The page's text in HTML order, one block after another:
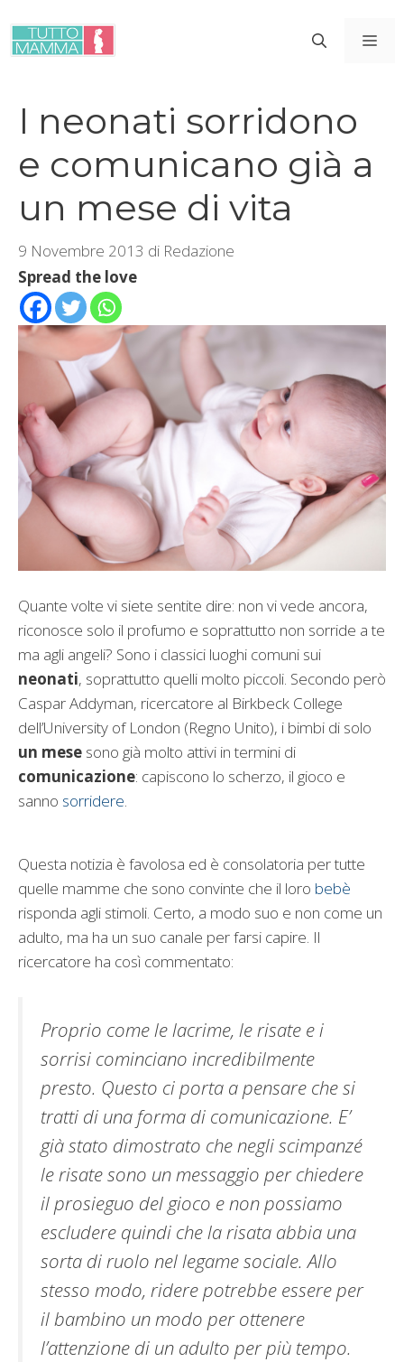
contenuto
I neonati sorridono
e comunicano già a
un mese di vita
9 Novembre 2013 di Redazione
Spread the love
Quante volte vi siete sentite dire: non vi vede ancora,
riconosce solo il profumo e soprattutto non sorride a te
ma agli angeli? Sono i classici luoghi comuni sui
neonati, soprattutto quelli molto piccoli. Secondo però
Caspar Addyman, ricercatore al Birkbeck College
dell’University of London (Regno Unito), i bimbi di solo
un mese sono già molto attivi in termini di
comunicazione: capiscono lo scherzo, il gioco e
sanno sorridere.
Questa notizia è favolosa ed è consolatoria per tutte
quelle mamme che sono convinte che il loro bebè
risponda agli stimoli. Certo, a modo suo e non come un
adulto, ma ha un suo canale per farsi capire. Il
ricercatore ha così commentato:
Proprio come le lacrime, le risate e i
sorrisi cominciano incredibilmente
presto. Questo ci porta a pensare che si
tratti di una forma di comunicazione. E’
già stato dimostrato che negli scimpanzé
le risate sono un messaggio per chiedere
il prosieguo del gioco e non possiamo
escludere quindi che la risata abbia una
sorta di ruolo nel legame sociale. Allo
stesso modo, ridere potrebbe essere per
il bambino un modo per ottenere
l’attenzione di un adulto per più tempo.